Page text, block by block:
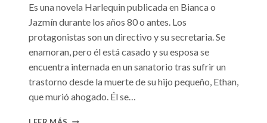
Es una novela Harlequin publicada en Bianca o
Jazmín durante los años 80 o antes. Los
protagonistas son un directivo y su secretaria. Se
enamoran, pero él está casado y su esposa se
encuentra internada en un sanatorio tras sufrir un
trastorno desde la muerte de su hijo pequeño, Ethan,
que murió ahogado. Él se…
CONSULTA